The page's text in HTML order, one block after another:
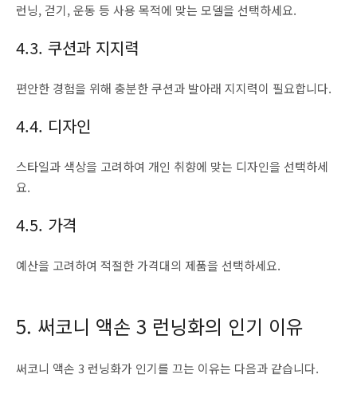
런닝, 걷기, 운동 등 사용 목적에 맞는 모델을 선택하세요.
4.3. 쿠션과 지지력
편안한 경험을 위해 충분한 쿠션과 발아래 지지력이 필요합니다.
4.4. 디자인
스타일과 색상을 고려하여 개인 취향에 맞는 디자인을 선택하세
요.
4.5. 가격
예산을 고려하여 적절한 가격대의 제품을 선택하세요.
5. 써코니 액손 3 런닝화의 인기 이유
써코니 액손 3 런닝화가 인기를 끄는 이유는 다음과 같습니다.